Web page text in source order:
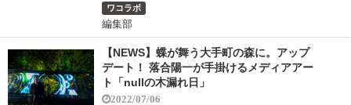
ワコラボ
編集部
【NEWS】蝶が舞う大手町の森に。アップ
デート！ 落合陽一が手掛けるメディアアー
ト「nullの木漏れ日」
2022/07/06